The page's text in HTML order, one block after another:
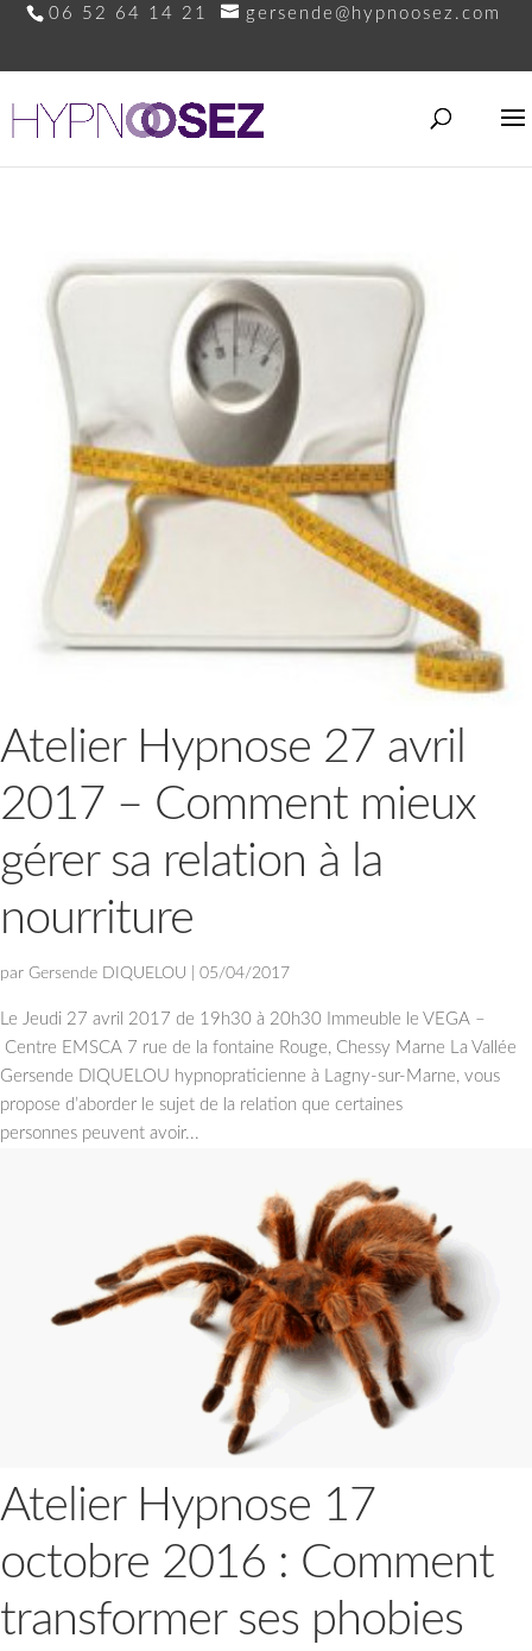
06 52 64 14 21 gersende@hypnoosez.com
Atelier Hypnose 27 avril
2017 – Comment mieux
gérer sa relation à la
nourriture
par Gersende DIQUELOU 05/04/2017
Le Jeudi 27 avril 2017 de 19h30 à 20h30 Immeuble le VEGA –
Centre EMSCA 7 rue de la fontaine Rouge, Chessy Marne La Vallée
Gersende DIQUELOU hypnopraticienne à Lagny-sur-Marne, vous
propose d’aborder le sujet de la relation que certaines
personnes peuvent avoir...
Atelier Hypnose 17
octobre 2016 : Comment
transformer ses phobies